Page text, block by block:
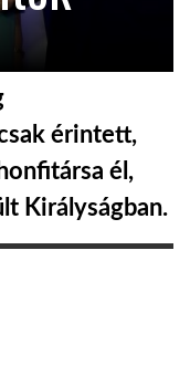
érintett,
él,
Királyságban.